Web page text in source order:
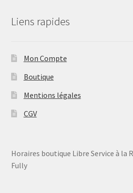
Liens rapides
Mon Compte
Boutique
Mentions légales
CGV
Horaires boutique Libre Service à la
Fully